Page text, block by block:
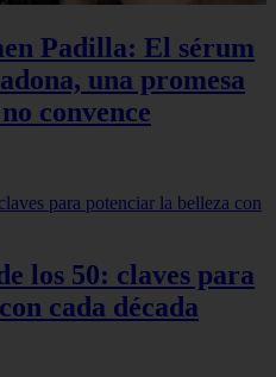
Padilla: El sérum
una promesa
convence
los 50: claves para
cada década